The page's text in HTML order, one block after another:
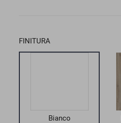
FINITURA
Bianco